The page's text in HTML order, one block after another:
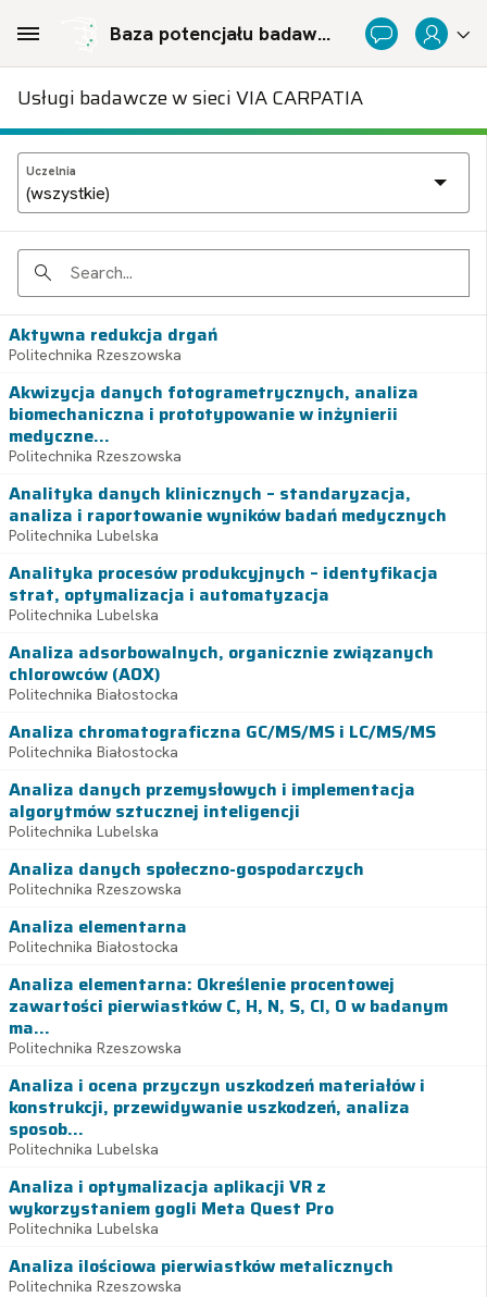
Baza potencjału badawczego Politechnicznej Sieci Via Carpatia im. Prezydenta RP Lecha Kaczyńskiego
Usługi badawcze w sieci VIA CARPATIA
Uczelnia
Search
Aktywna redukcja drgań
Politechnika Rzeszowska
Akwizycja danych fotogrametrycznych, analiza
biomechaniczna i prototypowanie w inżynierii
medyczne...
Politechnika Rzeszowska
Analityka danych klinicznych – standaryzacja,
analiza i raportowanie wyników badań medycznych
Politechnika Lubelska
Analityka procesów produkcyjnych – identyfikacja
strat, optymalizacja i automatyzacja
Politechnika Lubelska
Analiza adsorbowalnych, organicznie związanych
chlorowców (AOX)
Politechnika Białostocka
Analiza chromatograficzna GC/MS/MS i LC/MS/MS
Politechnika Białostocka
Analiza danych przemysłowych i implementacja
algorytmów sztucznej inteligencji
Politechnika Lubelska
Analiza danych społeczno-gospodarczych
Politechnika Rzeszowska
Analiza elementarna
Politechnika Białostocka
Analiza elementarna: Określenie procentowej
zawartości pierwiastków C, H, N, S, Cl, O w badanym
ma...
Politechnika Rzeszowska
Analiza i ocena przyczyn uszkodzeń materiałów i
konstrukcji, przewidywanie uszkodzeń, analiza
sposob...
Politechnika Lubelska
Analiza i optymalizacja aplikacji VR z
wykorzystaniem gogli Meta Quest Pro
Politechnika Lubelska
Analiza ilościowa pierwiastków metalicznych
Politechnika Rzeszowska